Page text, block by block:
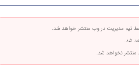
تیم مدیریت در وب منتشر خواهد شد.
شد.
منتشر نخواهد شد.